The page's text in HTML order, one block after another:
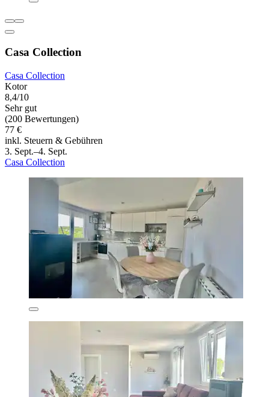
Casa Collection
Casa Collection
Kotor
8,4/10
Sehr gut
(200 Bewertungen)
77 €
inkl. Steuern & Gebühren
3. Sept.–4. Sept.
Casa Collection